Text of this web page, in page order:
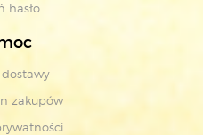
hasło
zakupów